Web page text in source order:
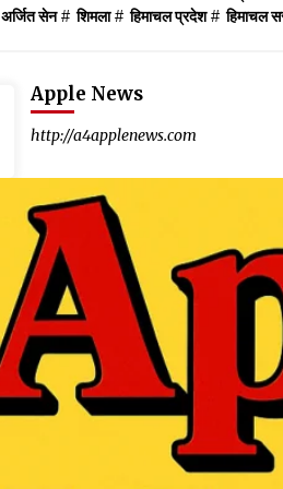
अर्जित सेन# शिमला# हिमाचल प्रदेश# हिमाचल
Apple News
http://a4applenews.com